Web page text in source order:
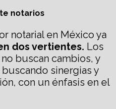
notarios
notarial en México ya
dos vertientes. Los
buscan cambios, y
sinergias y
con un énfasis en el